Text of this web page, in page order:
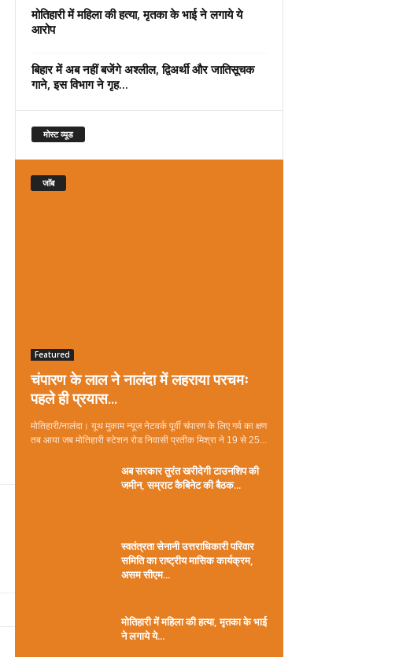
मोतिहारी में महिला की हत्या, मृतका के भाई ने लगाये ये
आरोप
बिहार में अब नहीं बजेंगे अश्लील, द्विअर्थी और जातिसूचक
गाने, इस विभाग ने गृह...
मोस्ट व्यूड
जॉब
Featured
चंपारण के लाल ने नालंदा में लहराया परचमः
पहले ही प्रयास...
मोतिहारी/नालंदा। यूथ मुकाम न्यूज नेटवर्क पूर्वी चंपारण के लिए गर्व का क्षण
तब आया जब मोतिहारी स्टेशन रोड निवासी प्रतीक मिश्रा ने 19 से 25...
अब सरकार तुरंत खरीदेगी टाउनशिप की
जमीन, सम्राट कैबिनेट की बैठक...
स्वतंत्रता सेनानी उत्तराधिकारी परिवार
समिति का राष्ट्रीय मासिक कार्यक्रम,
असम सीएम...
मोतिहारी में महिला की हत्या, मृतका के भाई
ने लगाये ये...